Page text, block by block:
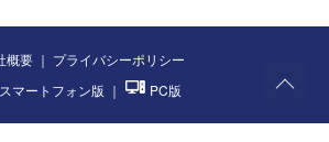
概要 ｜ プライバシーポリシー
スマートフォン版 ｜ PC版